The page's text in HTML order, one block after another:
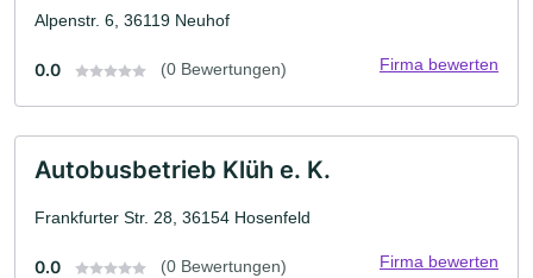
Alpenstr. 6, 36119 Neuhof
0.0 (0 Bewertungen) Firma bewerten
Autobusbetrieb Klüh e. K.
Frankfurter Str. 28, 36154 Hosenfeld
0.0 (0 Bewertungen) Firma bewerten